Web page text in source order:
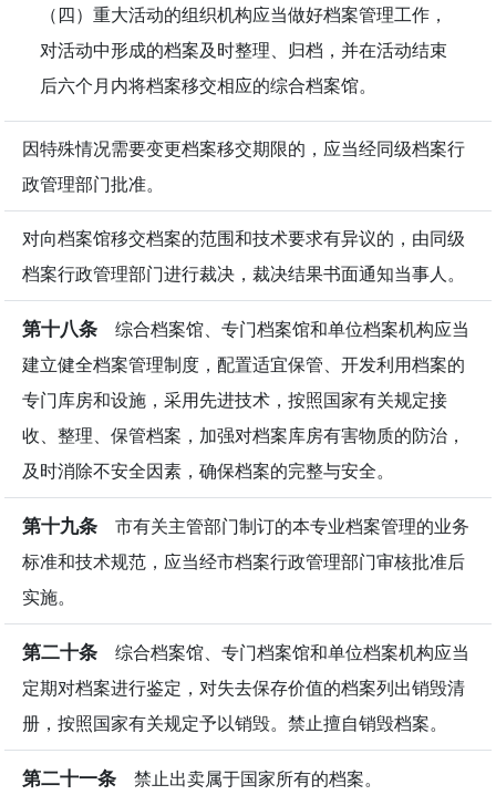
（四）重大活动的组织机构应当做好档案管理工作，
对活动中形成的档案及时整理、归档，并在活动结束
后六个月内将档案移交相应的综合档案馆。
因特殊情况需要变更档案移交期限的，应当经同级档案行
政管理部门批准。
对向档案馆移交档案的范围和技术要求有异议的，由同级
档案行政管理部门进行裁决，裁决结果书面通知当事人。
第十八条 综合档案馆、专门档案馆和单位档案机构应当
建立健全档案管理制度，配置适宜保管、开发利用档案的
专门库房和设施，采用先进技术，按照国家有关规定接
收、整理、保管档案，加强对档案库房有害物质的防治，
及时消除不安全因素，确保档案的完整与安全。
第十九条 市有关主管部门制订的本专业档案管理的业务
标准和技术规范，应当经市档案行政管理部门审核批准后
实施。
第二十条 综合档案馆、专门档案馆和单位档案机构应当
定期对档案进行鉴定，对失去保存价值的档案列出销毁清
册，按照国家有关规定予以销毁。禁止擅自销毁档案。
第二十一条 禁止出卖属于国家所有的档案。